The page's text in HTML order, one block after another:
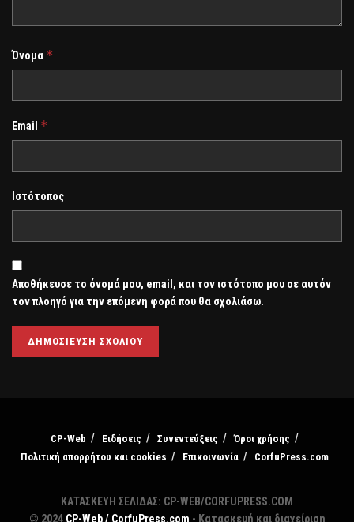
Όνομα *
Email *
Ιστότοπος
Αποθήκευσε το όνομά μου, email, και τον ιστότοπο μου σε αυτόν
τον πλοηγό για την επόμενη φορά που θα σχολιάσω.
CP-Web Ειδήσεις Συνεντεύξεις
Όροι χρήσης
Πολιτική απορρήτου και cookies
Επικοινωνία CorfuPress.com
ΚΑΤΑΣΚΕΥΗ ΣΕΛΙΔΑΣ: CP-WEB/CORFUPRESS.COM
© 2024 CP-Web / CorfuPress.com - Κατασκευή και διαχείριση